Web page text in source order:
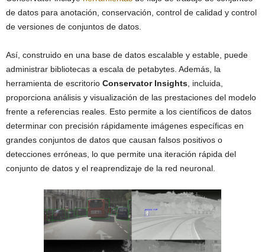
de datos para anotación, conservación, control de calidad y control
de versiones de conjuntos de datos.
Así, construido en una base de datos escalable y estable, puede
administrar bibliotecas a escala de petabytes. Además, la
herramienta de escritorio Conservator Insights , incluida,
proporciona análisis y visualización de las prestaciones del modelo
frente a referencias reales. Esto permite a los científicos de datos
determinar con precisión rápidamente imágenes específicas en
grandes conjuntos de datos que causan falsos positivos o
detecciones erróneas, lo que permite una iteración rápida del
conjunto de datos y el reaprendizaje de la red neuronal.